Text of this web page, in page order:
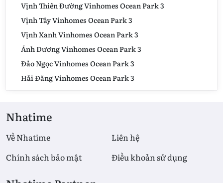
Vịnh Thiên Đường Vinhomes Ocean Park 3
Vịnh Tây Vinhomes Ocean Park 3
Vịnh Xanh Vinhomes Ocean Park 3
Ánh Dương Vinhomes Ocean Park 3
Đảo Ngọc Vinhomes Ocean Park 3
Hải Đăng Vinhomes Ocean Park 3
Nhatime
Về Nhatime
Liên hệ
Chính sách bảo mật
Điều khoản sử dụng